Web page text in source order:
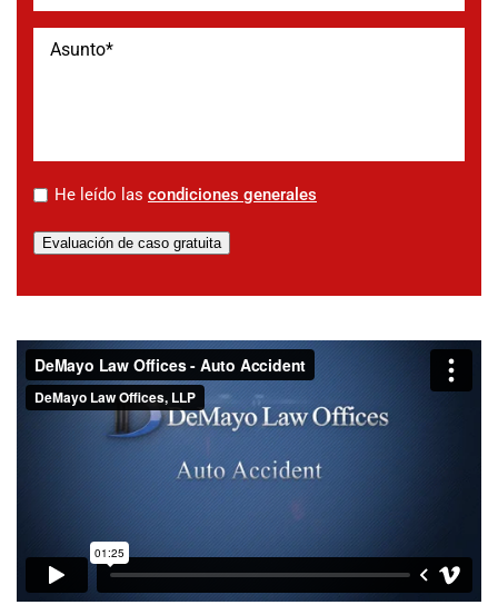
* He leído las condiciones generales
Evaluación de caso gratuita